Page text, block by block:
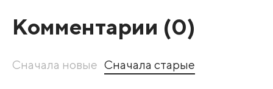
Комментарии (0)
Сначала новые Сначала старые